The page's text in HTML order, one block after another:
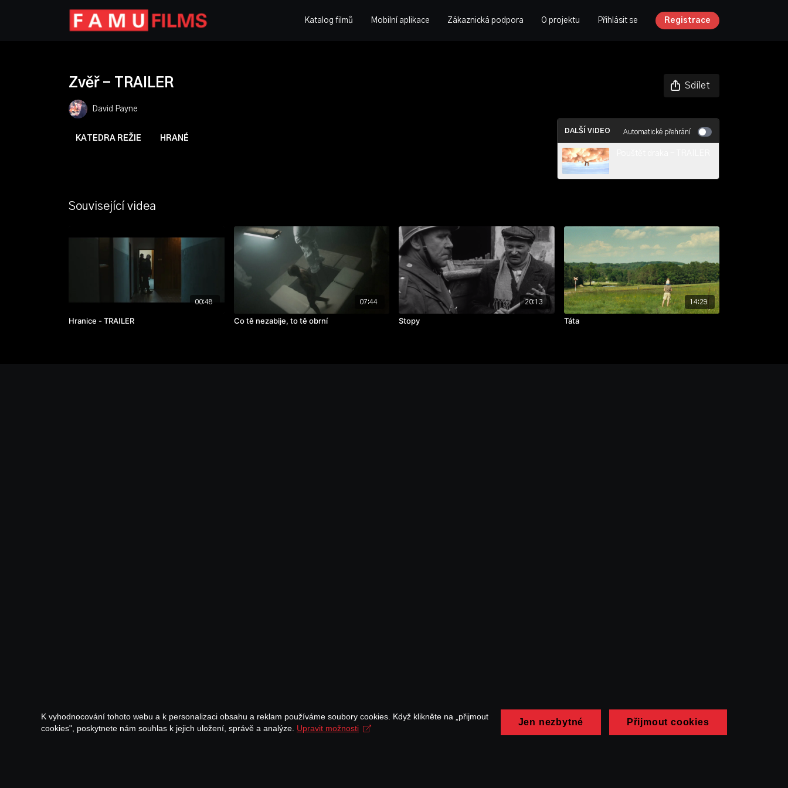
Katalog filmů Mobilní aplikace Zákaznická podpora O projektu Přihlásit se Registrace
Zvěř - TRAILER Sdílet
David Payne
KATEDRA REŽIE HRANÉ
DALŠÍ VIDEO Automatické přehrání
Související videa
00:48
Hranice - TRAILER
07:44
Co tě nezabije, to tě obrní
20:13
Stopy
14:29
Táta
K vyhodnocování tohoto webu a k personalizaci obsahu a reklam používáme soubory cookies. Když klikněte na „přijmout
cookies", poskytnete nám souhlas k jejich uložení, správě a analýze. Upravit možnosti
Jen nezbytné Přijmout cookies